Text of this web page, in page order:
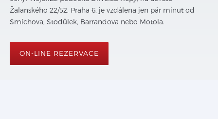
Žalanského 22/52, Praha 6, je vzdálena jen pár minut od
Smíchova, Stodůlek, Barrandova nebo Motola.
ON-LINE REZERVACE